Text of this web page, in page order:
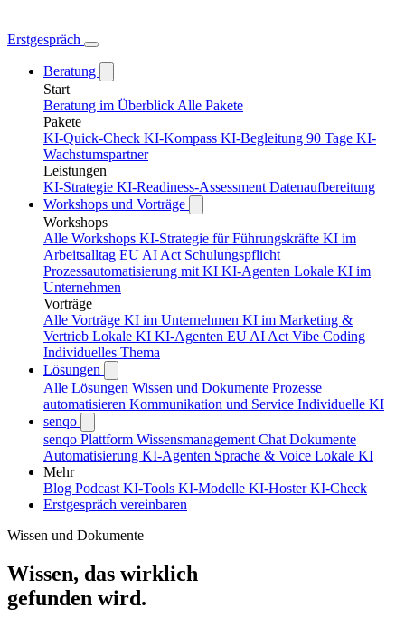
Erstgespräch
Beratung
Start
Beratung im Überblick Alle Pakete
Pakete
KI-Quick-Check KI-Kompass KI-Begleitung 90 Tage KI-
Wachstumspartner
Leistungen
KI-Strategie KI-Readiness-Assessment Datenaufbereitung
Workshops und Vorträge
Workshops
Alle Workshops KI-Strategie für Führungskräfte KI im
Arbeitsalltag EU AI Act Schulungspflicht
Prozessautomatisierung mit KI KI-Agenten Lokale KI im
Unternehmen
Vorträge
Alle Vorträge KI im Unternehmen KI im Marketing &
Vertrieb Lokale KI KI-Agenten EU AI Act Vibe Coding
Individuelles Thema
Lösungen
Alle Lösungen Wissen und Dokumente Prozesse
automatisieren Kommunikation und Service Individuelle KI
senqo
senqo Plattform Wissensmanagement Chat Dokumente
Automatisierung KI-Agenten Sprache & Voice Lokale KI
Mehr
Blog Podcast KI-Tools KI-Modelle KI-HosterKI-Check
Erstgespräch vereinbaren
Wissen und Dokumente
Wissen, das wirklich
gefunden wird.